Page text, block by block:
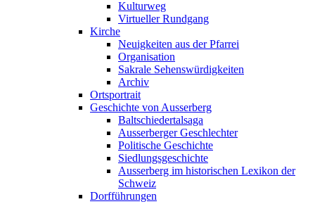
Kulturweg
Virtueller Rundgang
Kirche
Neuigkeiten aus der Pfarrei
Organisation
Sakrale Sehenswürdigkeiten
Archiv
Ortsportrait
Geschichte von Ausserberg
Baltschiedertalsaga
Ausserberger Geschlechter
Politische Geschichte
Siedlungsgeschichte
Ausserberg im historischen Lexikon der
Schweiz
Dorfführungen